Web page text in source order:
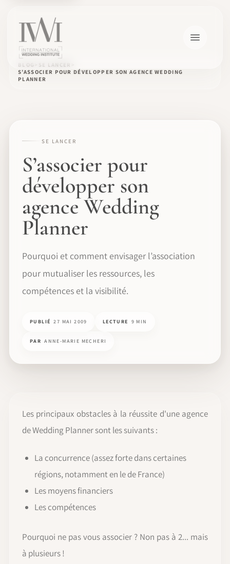
BLOG
SE LANCER
S’ASSOCIER POUR DÉVELOPPER SON AGENCE WEDDING
PLANNER
SE LANCER
S’associer pour
développer son
agence Wedding
Planner
Pourquoi et comment envisager l’association
pour mutualiser les ressources, les
compétences et la visibilité.
PUBLIÉ 27 MAI 2009 LECTURE 9 MIN
PAR ANNE-MARIE MECHERI
Les principaux obstacles à la réussite d'une agence
de Wedding Planner sont les suivants :
La concurrence (assez forte dans certaines
régions, notamment en le de France)
Les moyens financiers
Les compétences
Pourquoi ne pas vous associer ? Non pas à 2... mais
à plusieurs !